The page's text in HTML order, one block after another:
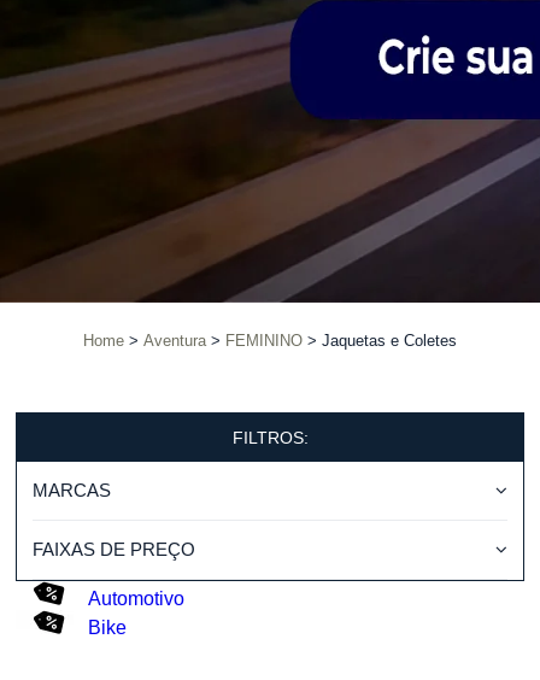
Home Aventura FEMININO Jaquetas e Coletes
FILTROS:
MARCAS
FAIXAS DE PREÇO
Automotivo
Bike